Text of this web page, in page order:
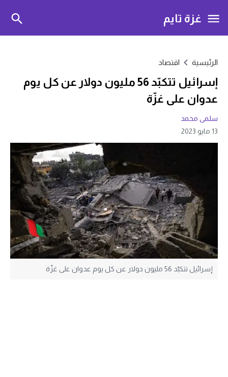
غزة تايم
الرئيسية اقتصاد
إسرائيل تتكبّد 56 مليون دولار عن كل يوم
عدوان على غزّة
سلمى محمد
13 مايو 2023
إسرائيل تتكبّد 56 مليون دولار عن كل يوم عدوان على غزّة